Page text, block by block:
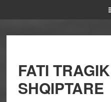
FATI
SHQIPTARE